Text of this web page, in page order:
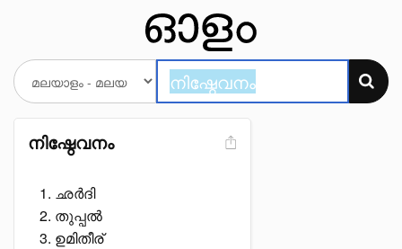
നിഷ്ഠേവനം
ഛർദി
തുപ്പൽ
ഉമിതീര്